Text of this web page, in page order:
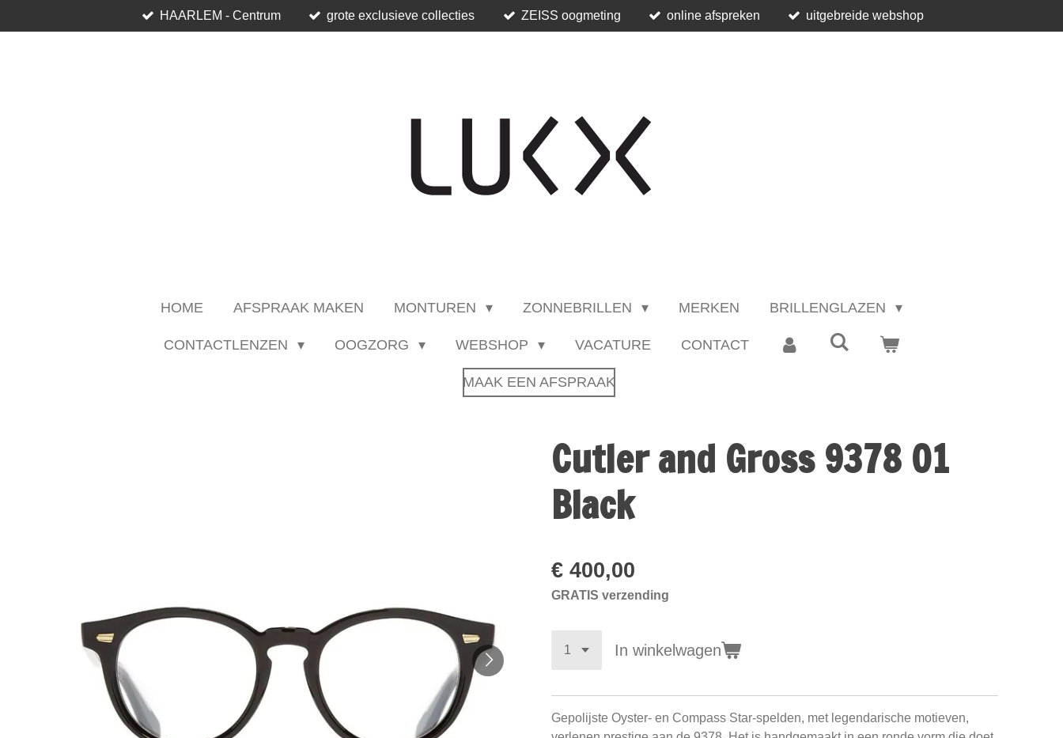
direct
HAARLEM - Centrum grote exclusieve collecties ZEISS oogmeting online afspreken uitgebreide webshop
HOME AFSPRAAK MAKEN MONTUREN ZONNEBRILLEN MERKEN BRILLENGLAZEN
CONTACTLENZEN OOGZORG WEBSHOP VACATURE CONTACT
MAAK EEN AFSPRAAK
Cutler and Gross 9378 01
Black
€ 400,00
GRATIS verzending
In winkelwagen
Gepolijste Oyster- en Compass Star-spelden, met legendarische motieven,